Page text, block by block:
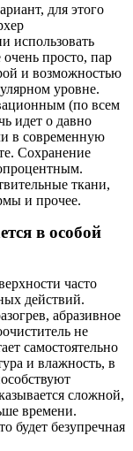
для этого
использовать
просто, пар
и возможностью
уровне.
(по всем
идет о давно
в современную
Сохранение
ткани,
и прочее.
в особой
часто
действий.
абразивное
не
самостоятельно
и влажность, в
сложной,
времени.
будет безупречная